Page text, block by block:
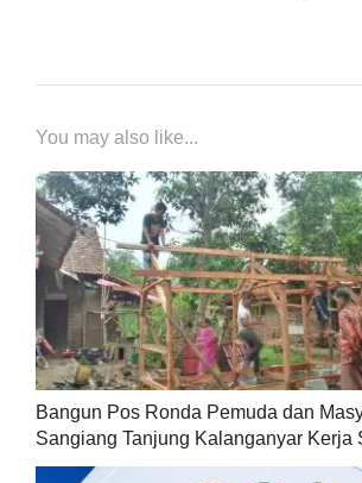
You may also like...
Bangun Pos Ronda Pemuda dan
Sangiang Tanjung Kalanganyar Kerja